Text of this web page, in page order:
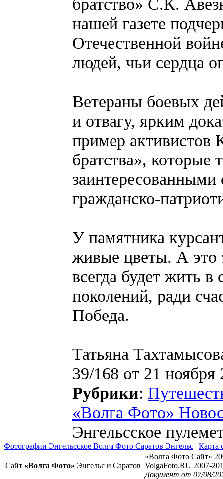
братство» С.К.
нашей газете
Отечественной
людей, чьи сердца
Ветераны боевых
и отвагу, ярким
пример активистов
братства», которые
гражданско-
У памятника
живые цветы. А это
всегда будет жить
поколений, ради
Победа.
Татьяна
39/168 от 21 ноября
Рубрики:
«Волга Фото»
Энгельсское
Фотографии Энгельсское Волга Фото Саратов Энгельс | Карта
Сайт «Волга Фото» Энгельс и Саратов
«Волга Фото Сайт»
VolgaFoto.RU 2007-
Документ от 07/08/